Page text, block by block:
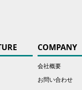
COMPANY
会社概要
お問い合わせ